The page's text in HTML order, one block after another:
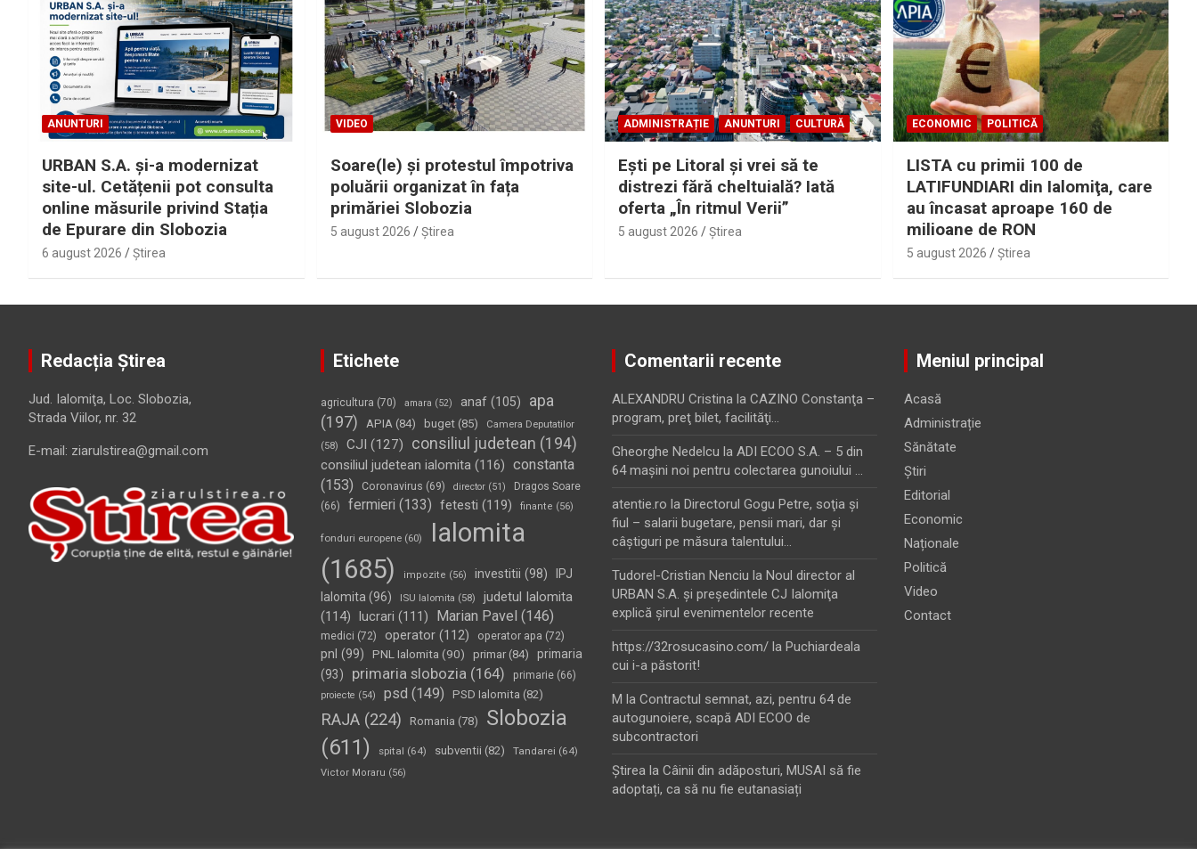
ANUNTURI
URBAN S.A. și-a modernizat
site-ul. Cetățenii pot consulta
online măsurile privind Stația
de Epurare din Slobozia
6 august 2026 Ştirea
VIDEO
Soare(le) și protestul împotriva
poluării organizat în fața
primăriei Slobozia
5 august 2026 Ştirea
ADMINISTRAȚIE ANUNTURI CULTURĂ
Eşti pe Litoral şi vrei să te
distrezi fără cheltuială? Iată
oferta „În ritmul Verii”
5 august 2026 Ştirea
ECONOMIC POLITICĂ
LISTA cu primii 100 de
LATIFUNDIARI din Ialomiţa, care
au încasat aproape 160 de
milioane de RON
5 august 2026 Ştirea
Redacția Știrea
Jud. Ialomiţa, Loc. Slobozia,
Strada Viilor, nr. 32
E-mail: ziarulstirea@gmail.com
Etichete
agricultura (70) amara (52) anaf(105)
apa
(197)
APIA(84) buget(85)
Camera Deputatilor
(58)
CJI (127) consiliul judetean (194)
consiliul judetean ialomita(116) constanta
(153)
Coronavirus (69) director(51)
Dragos Soare
(66)
fermieri (133) fetesti (119) finante (56)
fonduri europene(60)
Ialomita
(1685)
impozite (56) investitii (98)
IPJ
Ialomita (96) ISU Ialomita (58)
judetul Ialomita
(114) lucrari (111) Marian Pavel (146)
medici (72) operator(112) operator apa (72)
pnl (99) PNL Ialomita (90) primar(84)
primaria
(93)
primaria slobozia(164) primarie(66)
proiecte (54) psd (149) PSD Ialomita (82)
RAJA(224) Romania (78)
Slobozia
(611)
spital (64) subventii (82) Tandarei (64)
Victor Moraru (56)
Comentarii recente
ALEXANDRU Cristina la CAZINO Constanţa –
program, preţ bilet, facilităţi…
Gheorghe Nedelcu la ADI ECOO S.A. – 5 din
64 maşini noi pentru colectarea gunoiului …
atentie.ro la Directorul Gogu Petre, soţia şi
fiul – salarii bugetare, pensii mari, dar şi
câştiguri pe măsura talentului…
Tudorel-Cristian Nenciu la Noul director al
URBAN S.A. şi preşedintele CJ Ialomiţa
explică şirul evenimentelor recente
https://32rosucasino.com/ la Puchiardeala
cui i-a păstorit!
M la Contractul semnat, azi, pentru 64 de
autogunoiere, scapă ADI ECOO de
subcontractori
Ştirea la Câinii din adăposturi, MUSAI să fie
adoptați, ca să nu fie eutanasiați
Meniul principal
Acasă
Administrație
Sănătate
Știri
Editorial
Economic
Naționale
Politică
Video
Contact